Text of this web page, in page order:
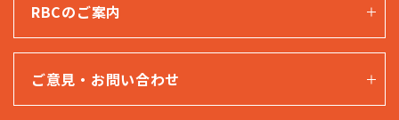
RBCのご案内
ご意見・お問い合わせ